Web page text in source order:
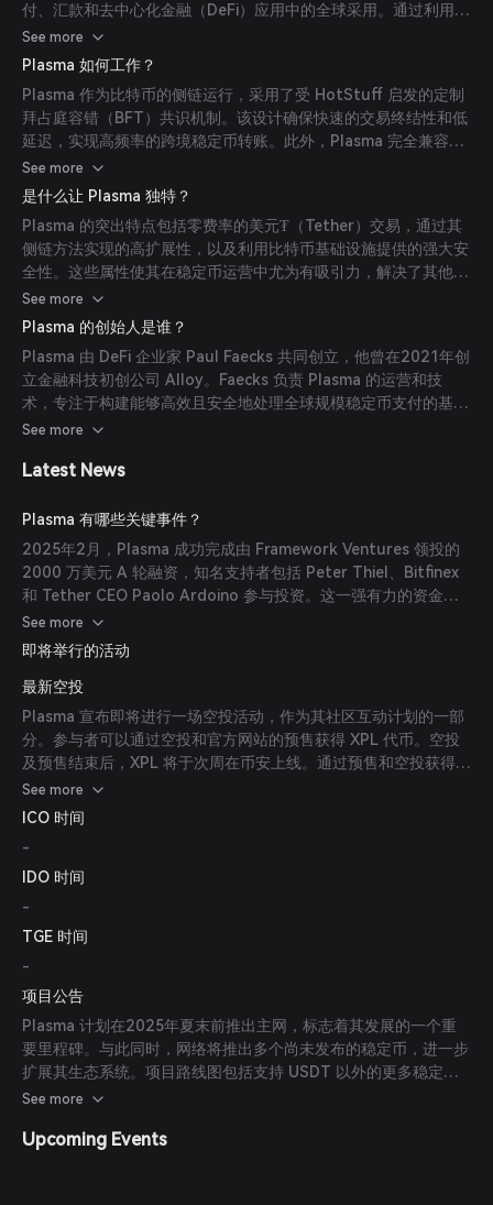
付、汇款和去中心化金融（DeFi）应用中的全球采用。通过利用比
特币的安全性和以太坊的灵活性，Plasma 为个人和机构提供了一
种可靠且具有成本效益的解决方案，用于使用稳定币进行全球转
See more
Plasma 如何工作？
Plasma 作为比特币的侧链运行，采用了受 HotStuff 启发的定制
拜占庭容错（BFT）共识机制。该设计确保快速的交易终结性和低
延迟，实现高频率的跨境稳定币转账。此外，Plasma 完全兼容以
太坊虚拟机（EVM），允许以太坊基础的应用程序和智能合约无缝
集成。
See more
是什么让 Plasma 独特？
Plasma 的突出特点包括零费率的美元₮（Tether）交易，通过其
侧链方法实现的高扩展性，以及利用比特币基础设施提供的强大安
全性。这些属性使其在稳定币运营中尤为有吸引力，解决了其他区
块链平台中常见的高交易费用和扩展性限制等问题。
See more
Plasma 的创始人是谁？
Plasma 由 DeFi 企业家 Paul Faecks 共同创立，他曾在2021年创
立金融科技初创公司 Alloy。Faecks 负责 Plasma 的运营和技
术，专注于构建能够高效且安全地处理全球规模稳定币支付的基础
设施。他的联合创始人 Christian Angermayer 是一位亿万富翁投
Angermayer 参与了 Plasma 的早期融资和合作伙伴关系，提供
持。
See more
Latest News
Plasma 有哪些关键事件？
2025年2月，Plasma 成功完成由 Framework Ventures 领投的
2000 万美元 A 轮融资，知名支持者包括 Peter Thiel、Bitfinex
和 Tether CEO Paolo Ardoino 参与投资。这一强有力的资金支
持彰显了行业对 Plasma 愿景和潜力的信心。此外，2025年7月，
Plasma 宣布启动 XPL 代币公开销售，超额认购超过七倍，筹集了
See more
即将举行的活动
最新空投
Plasma 宣布即将进行一场空投活动，作为其社区互动计划的一部
分。参与者可以通过空投和官方网站的预售获得 XPL 代币。空投
及预售结束后，XPL 将于次周在币安上线。通过预售和空投获得的
代币没有锁定期。
See more
ICO 时间
-
IDO 时间
-
TGE 时间
-
项目公告
Plasma 计划在2025年夏末前推出主网，标志着其发展的一个重
要里程碑。与此同时，网络将推出多个尚未发布的稳定币，进一步
扩展其生态系统。项目路线图包括支持 USDT 以外的更多稳定
币，促进与传统金融机构和金融科技公司的合作，并鼓励开发者在
See more
Upcoming Events